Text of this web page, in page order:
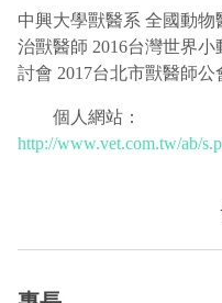
中興大學獸醫系 全國動
治獸醫師 2016台灣世界
討會 2017台北市獸醫師公
個人網站：
http://www.vet.com.tw/ab/